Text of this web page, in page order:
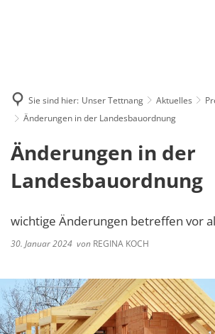
Sie sind hier: Unser Tettnang Aktuelles
Änderungen in der Landesbauordnung
Änderungen in der
Landesbauordnung
wichtige Änderungen betreffen vor
30. Januar 2024 von REGINA KOCH